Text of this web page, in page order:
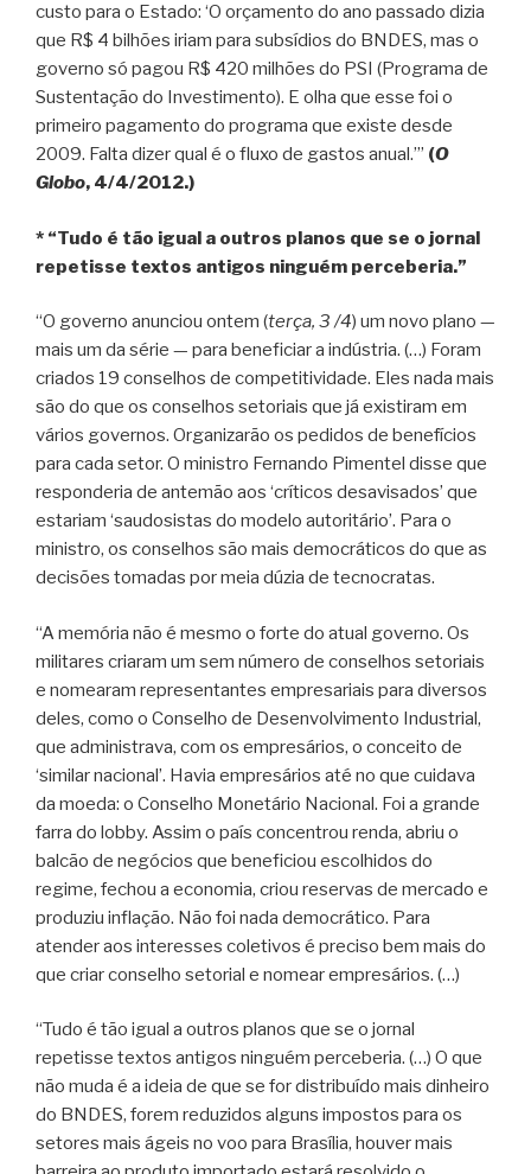
custo para o Estado: ‘O orçamento do ano passado dizia
que R$ 4 bilhões iriam para subsídios do BNDES, mas o
governo só pagou R$ 420 milhões do PSI (Programa de
Sustentação do Investimento). E olha que esse foi o
primeiro pagamento do programa que existe desde
2009. Falta dizer qual é o fluxo de gastos anual.’” (O
Globo, 4/4/2012.)
* “Tudo é tão igual a outros planos que se o jornal
repetisse textos antigos ninguém perceberia.”
“O governo anunciou ontem (terça, 3 /4) um novo plano —
mais um da série — para beneficiar a indústria. (…) Foram
criados 19 conselhos de competitividade. Eles nada mais
são do que os conselhos setoriais que já existiram em
vários governos. Organizarão os pedidos de benefícios
para cada setor. O ministro Fernando Pimentel disse que
responderia de antemão aos ‘críticos desavisados’ que
estariam ‘saudosistas do modelo autoritário’. Para o
ministro, os conselhos são mais democráticos do que as
decisões tomadas por meia dúzia de tecnocratas.
“A memória não é mesmo o forte do atual governo. Os
militares criaram um sem número de conselhos setoriais
e nomearam representantes empresariais para diversos
deles, como o Conselho de Desenvolvimento Industrial,
que administrava, com os empresários, o conceito de
‘similar nacional’. Havia empresários até no que cuidava
da moeda: o Conselho Monetário Nacional. Foi a grande
farra do lobby. Assim o país concentrou renda, abriu o
balcão de negócios que beneficiou escolhidos do
regime, fechou a economia, criou reservas de mercado e
produziu inflação. Não foi nada democrático. Para
atender aos interesses coletivos é preciso bem mais do
que criar conselho setorial e nomear empresários. (…)
“Tudo é tão igual a outros planos que se o jornal
repetisse textos antigos ninguém perceberia. (…) O que
não muda é a ideia de que se for distribuído mais dinheiro
do BNDES, forem reduzidos alguns impostos para os
setores mais ágeis no voo para Brasília, houver mais